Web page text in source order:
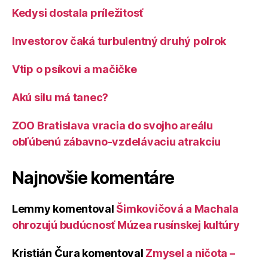
Kedysi dostala príležitosť
Investorov čaká turbulentný druhý polrok
Vtip o psíkovi a mačičke
Akú silu má tanec?
ZOO Bratislava vracia do svojho areálu
obľúbenú zábavno-vzdelávaciu atrakciu
Najnovšie komentáre
Lemmy komentoval Šimkovičová a Machala
ohrozujú budúcnosť Múzea rusínskej kultúry
Kristián Čura komentoval Zmysel a ničota –